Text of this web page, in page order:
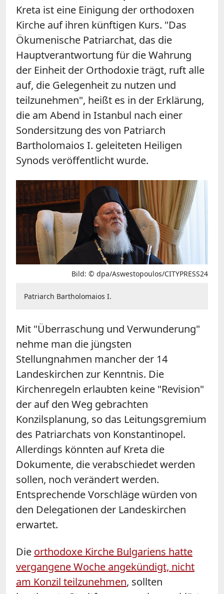
Kreta ist eine Einigung der orthodoxen
Kirche auf ihren künftigen Kurs. "Das
Ökumenische Patriarchat, das die
Hauptverantwortung für die Wahrung
der Einheit der Orthodoxie trägt, ruft alle
auf, die Gelegenheit zu nutzen und
teilzunehmen", heißt es in der Erklärung,
die am Abend in Istanbul nach einer
Sondersitzung des von Patriarch
Bartholomaios I. geleiteten Heiligen
Synods veröffentlicht wurde.
Bild: © dpa/Aswestopoulos/CITYPRESS24
Patriarch Bartholomaios I.
Mit "Überraschung und Verwunderung"
nehme man die jüngsten
Stellungnahmen mancher der 14
Landeskirchen zur Kenntnis. Die
Kirchenregeln erlaubten keine "Revision"
der auf den Weg gebrachten
Konzilsplanung, so das Leitungsgremium
des Patriarchats von Konstantinopel.
Allerdings könnten auf Kreta die
Dokumente, die verabschiedet werden
sollen, noch verändert werden.
Entsprechende Vorschläge würden von
den Delegationen der Landeskirchen
erwartet.
Die orthodoxe Kirche Bulgariens hatte
vergangene Woche angekündigt, nicht
am Konzil teilzunehmen, sollten